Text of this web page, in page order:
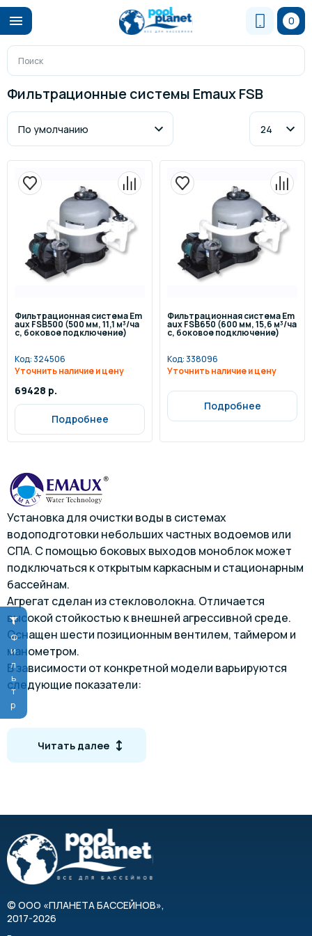
0
Фильтр
Фильтрационные системы Emaux FSB
Фильтрационная система Em
aux FSB500 (500 мм, 11,1 м³/ча
с, боковое подключение)
Код:324506
Уточнить наличие и цену
69428 р.
Подробнее
Фильтрационная система Em
aux FSB650 (600 мм, 15,6 м³/ча
с, боковое подключение)
Код:338096
Уточнить наличие и цену
Подробнее
Установка для очистки воды в системах
водоподготовки небольших частных водоемов или
СПА. С помощью боковых выходов моноблок может
подключаться к открытым каркасным и стационарным
бассейнам.
Агрегат сделан из стекловолокна. Отличается
высокой стойкостью к внешней агрессивной среде.
Оснащен шести позиционным вентилем, таймером и
манометром.
В зависимости от конкретной модели варьируются
следующие показатели:
производительность - 8,1/11,1/15,6 м3/ч;
диаметр бочки - 450/500/650 мм;
масса песка - 45/85/145 кг.
Читать далее
© ООО «ПЛАНЕТА БАССЕЙНОВ»,
2017-2026